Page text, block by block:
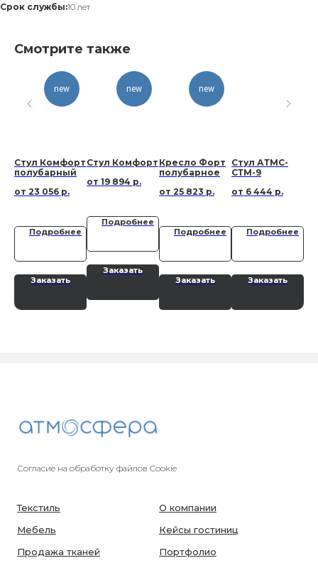
Срок службы:10 лет
Смотрите также
new
Стул Комфорт
полубарный
23 056 р.
Подробнее
Заказать
new
Стул Комфорт
19 894 р.
Подробнее
Заказать
new
Кресло Форт
полубарное
25 823 р.
Подробнее
Заказать
Стул АТМС-
СТМ-9
6 444 р.
Подробнее
Заказать
Согласие на обработку файлов Cookie
Текстиль
Мебель
Продажа тканей
О компании
Кейсы гостиниц
Портфолио